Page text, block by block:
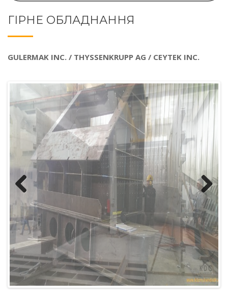
ГІРНЕ ОБЛАДНАННЯ
GULERMAK INC. / THYSSENKRUPP AG / CEYTEK INC.
Previous Next